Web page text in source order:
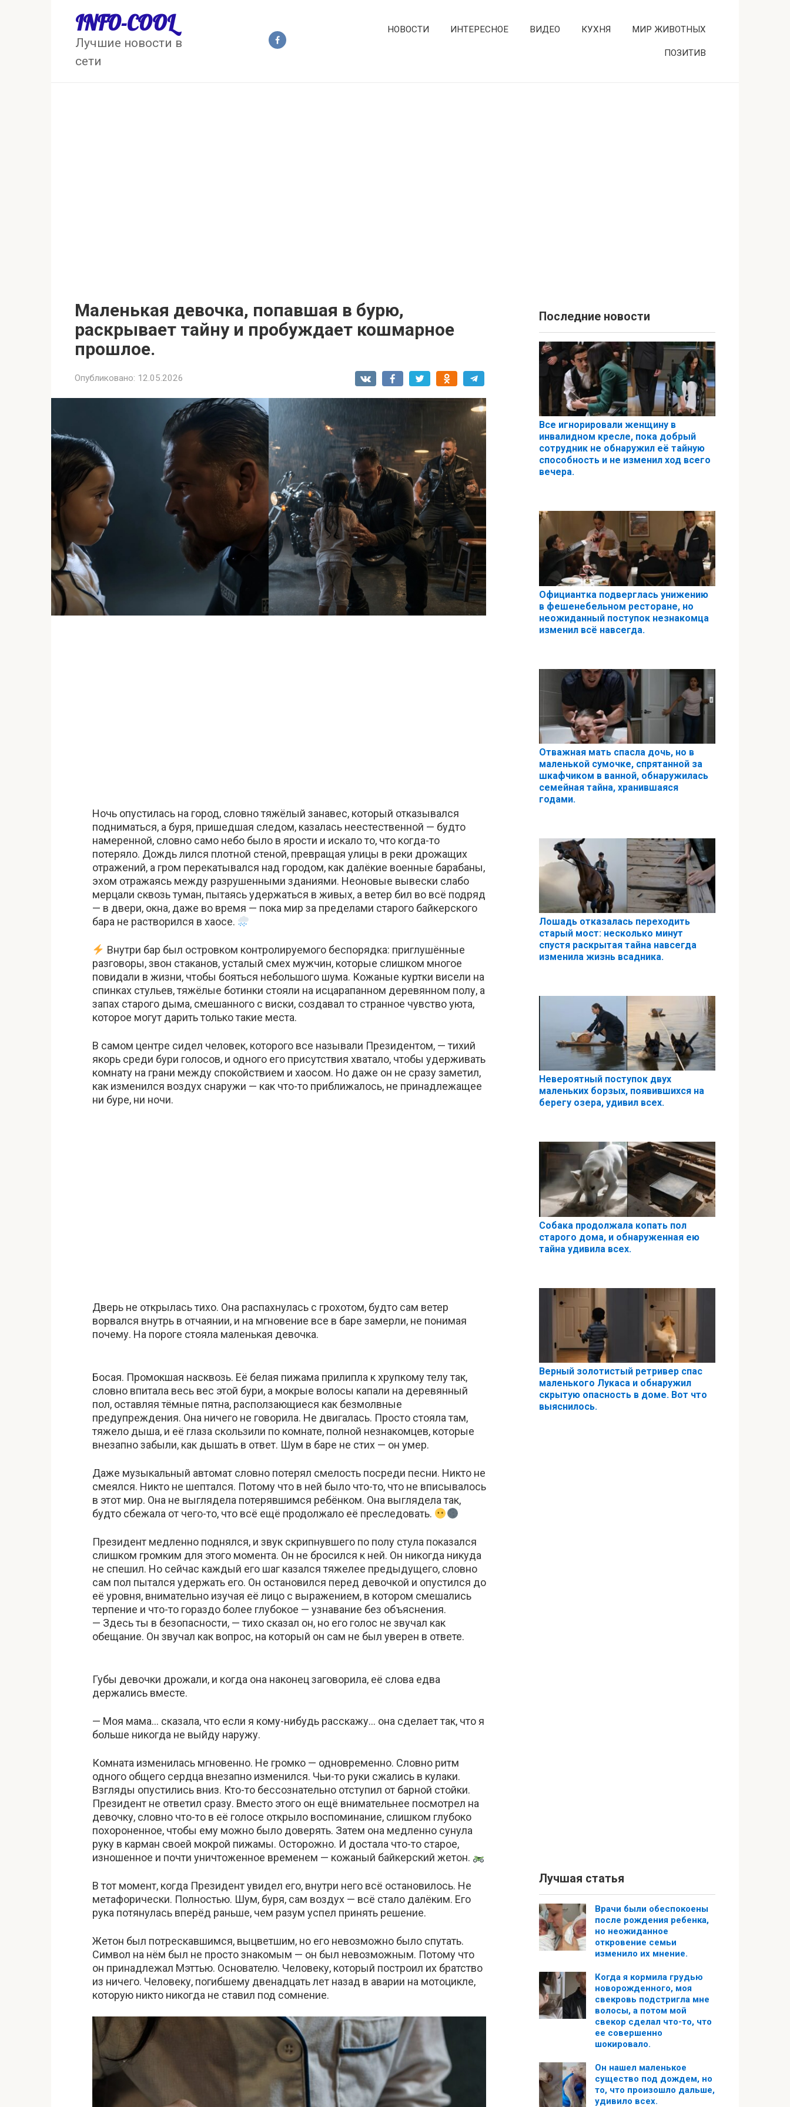
INFO-COOL
Лучшие новости в
сети
НОВОСТИ ИНТЕРЕСНОЕ ВИДЕО КУХНЯ МИР ЖИВОТНЫХ
ПОЗИТИВ
Маленькая девочка, попавшая в бурю,
раскрывает тайну и пробуждает кошмарное
прошлое.
Опубликовано: 12.05.2026
Ночь опустилась на город, словно тяжёлый занавес, который отказывался
подниматься, а буря, пришедшая следом, казалась неестественной — будто
намеренной, словно само небо было в ярости и искало то, что когда-то
потеряло. Дождь лился плотной стеной, превращая улицы в реки дрожащих
отражений, а гром перекатывался над городом, как далёкие военные барабаны,
эхом отражаясь между разрушенными зданиями. Неоновые вывески слабо
мерцали сквозь туман, пытаясь удержаться в живых, а ветер бил во всё подряд
— в двери, окна, даже во время — пока мир за пределами старого байкерского
бара не растворился в хаосе.
Внутри бар был островком контролируемого беспорядка: приглушённые
разговоры, звон стаканов, усталый смех мужчин, которые слишком многое
повидали в жизни, чтобы бояться небольшого шума. Кожаные куртки висели на
спинках стульев, тяжёлые ботинки стояли на исцарапанном деревянном полу, а
запах старого дыма, смешанного с виски, создавал то странное чувство уюта,
которое могут дарить только такие места.
В самом центре сидел человек, которого все называли Президентом, — тихий
якорь среди бури голосов, и одного его присутствия хватало, чтобы удерживать
комнату на грани между спокойствием и хаосом. Но даже он не сразу заметил,
как изменился воздух снаружи — как что-то приближалось, не принадлежащее
ни буре, ни ночи.
Дверь не открылась тихо. Она распахнулась с грохотом, будто сам ветер
ворвался внутрь в отчаянии, и на мгновение все в баре замерли, не понимая
почему. На пороге стояла маленькая девочка.
Босая. Промокшая насквозь. Её белая пижама прилипла к хрупкому телу так,
словно впитала весь вес этой бури, а мокрые волосы капали на деревянный
пол, оставляя тёмные пятна, расползающиеся как безмолвные
предупреждения. Она ничего не говорила. Не двигалась. Просто стояла там,
тяжело дыша, и её глаза скользили по комнате, полной незнакомцев, которые
внезапно забыли, как дышать в ответ. Шум в баре не стих — он умер.
Даже музыкальный автомат словно потерял смелость посреди песни. Никто не
смеялся. Никто не шептался. Потому что в ней было что-то, что не вписывалось
в этот мир. Она не выглядела потерявшимся ребёнком. Она выглядела так,
будто сбежала от чего-то, что всё ещё продолжало её преследовать.
Президент медленно поднялся, и звук скрипнувшего по полу стула показался
слишком громким для этого момента. Он не бросился к ней. Он никогда никуда
не спешил. Но сейчас каждый его шаг казался тяжелее предыдущего, словно
сам пол пытался удержать его. Он остановился перед девочкой и опустился до
её уровня, внимательно изучая её лицо с выражением, в котором смешались
терпение и что-то гораздо более глубокое — узнавание без объяснения.
— Здесь ты в безопасности, — тихо сказал он, но его голос не звучал как
обещание. Он звучал как вопрос, на который он сам не был уверен в ответе.
Губы девочки дрожали, и когда она наконец заговорила, её слова едва
держались вместе.
— Моя мама… сказала, что если я кому-нибудь расскажу… она сделает так, что я
больше никогда не выйду наружу.
Комната изменилась мгновенно. Не громко — одновременно. Словно ритм
одного общего сердца внезапно изменился. Чьи-то руки сжались в кулаки.
Взгляды опустились вниз. Кто-то бессознательно отступил от барной стойки.
Президент не ответил сразу. Вместо этого он ещё внимательнее посмотрел на
девочку, словно что-то в её голосе открыло воспоминание, слишком глубоко
похороненное, чтобы ему можно было доверять. Затем она медленно сунула
руку в карман своей мокрой пижамы. Осторожно. И достала что-то старое,
изношенное и почти уничтоженное временем — кожаный байкерский жетон.
В тот момент, когда Президент увидел его, внутри него всё остановилось. Не
метафорически. Полностью. Шум, буря, сам воздух — всё стало далёким. Его
рука потянулась вперёд раньше, чем разум успел принять решение.
Жетон был потрескавшимся, выцветшим, но его невозможно было спутать.
Символ на нём был не просто знакомым — он был невозможным. Потому что
он принадлежал Мэттью. Основателю. Человеку, который построил их братство
из ничего. Человеку, погибшему двенадцать лет назад в аварии на мотоцикле,
которую никто никогда не ставил под сомнение.
Последние новости
Все игнорировали женщину в
инвалидном кресле, пока добрый
сотрудник не обнаружил её тайную
способность и не изменил ход всего
вечера.
Официантка подверглась унижению
в фешенебельном ресторане, но
неожиданный поступок незнакомца
изменил всё навсегда.
Отважная мать спасла дочь, но в
маленькой сумочке, спрятанной за
шкафчиком в ванной, обнаружилась
семейная тайна, хранившаяся
годами.
Лошадь отказалась переходить
старый мост: несколько минут
спустя раскрытая тайна навсегда
изменила жизнь всадника.
Невероятный поступок двух
маленьких борзых, появившихся на
берегу озера, удивил всех.
Собака продолжала копать пол
старого дома, и обнаруженная ею
тайна удивила всех.
Верный золотистый ретривер спас
маленького Лукаса и обнаружил
скрытую опасность в доме. Вот что
выяснилось.
Лучшая статья
Врачи были обеспокоены
после рождения ребенка,
но неожиданное
откровение семьи
изменило их мнение.
Когда я кормила грудью
новорожденного, моя
свекровь подстригла мне
волосы, а потом мой
свекор сделал что-то, что
ее совершенно
шокировало.
Он нашел маленькое
существо под дождем, но
то, что произошло дальше,
удивило всех.